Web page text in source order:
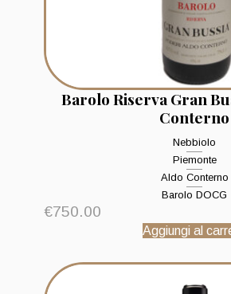
Barolo Riserva Gran
Conterno
Nebbiolo
Piemonte
Aldo Conterno
Barolo DOCG
€750.00
Aggiungi al